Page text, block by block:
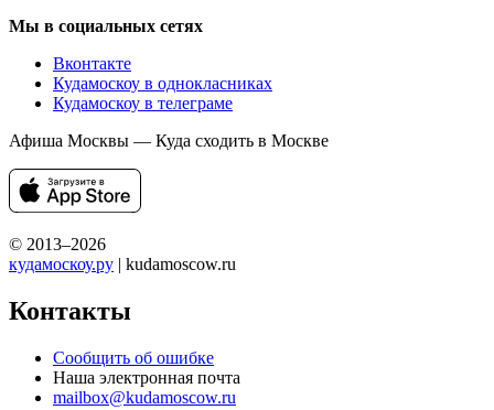
Мы в социальных сетях
Вконтакте
Кудамоскоу в однокласниках
Кудамоскоу в телеграме
Афиша Москвы — Куда сходить в Москве
© 2013–2026
кудамоскоу.ру | kudamoscow.ru
Контакты
Сообщить об ошибке
Наша электронная почта
mailbox@kudamoscow.ru